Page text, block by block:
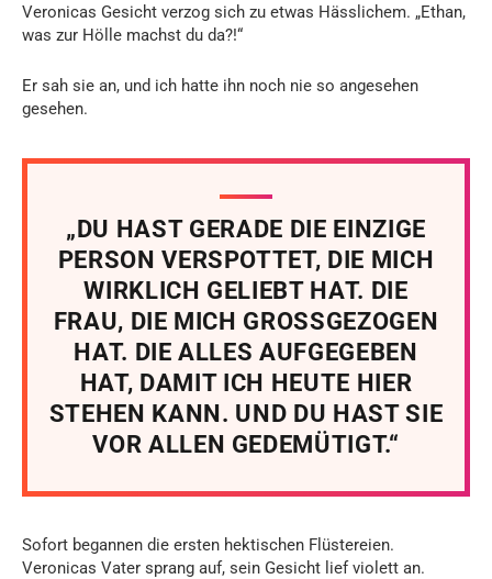
Veronicas Gesicht verzog sich zu etwas Hässlichem. „Ethan,
was zur Hölle machst du da?!“
Er sah sie an, und ich hatte ihn noch nie so angesehen
gesehen.
„DU HAST GERADE DIE EINZIGE
PERSON VERSPOTTET, DIE MICH
WIRKLICH GELIEBT HAT. DIE
FRAU, DIE MICH GROSSGEZOGEN
HAT. DIE ALLES AUFGEGEBEN
HAT, DAMIT ICH HEUTE HIER
STEHEN KANN. UND DU HAST SIE
VOR ALLEN GEDEMÜTIGT.“
Sofort begannen die ersten hektischen Flüstereien.
Veronicas Vater sprang auf, sein Gesicht lief violett an.